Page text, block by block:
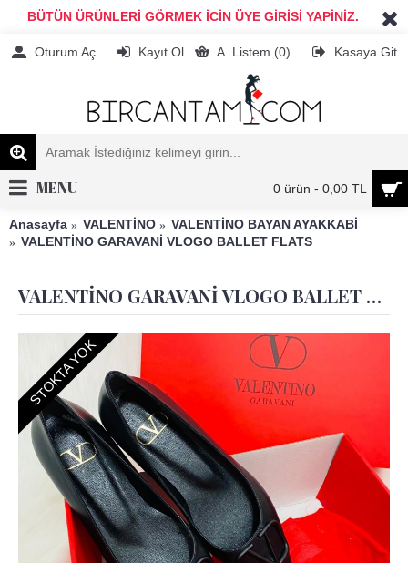
BÜTÜN ÜRÜNLERİ GÖRMEK İCİN ÜYE GİRİSİ YAPİNİZ.
Oturum Aç Kayıt Ol A. Listem (0) Kasaya Git
0 ürün - 0,00 TL
MENU
Anasayfa VALENTİNO
VALENTİNO BAYAN AYAKKABİ
VALENTİNO GARAVANİ VLOGO BALLET FLATS
VALENTİNO GARAVANİ VLOGO BALLET FLATS
STOKTA YOK